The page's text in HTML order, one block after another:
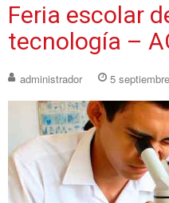
Feria escolar
tecnología –
administrador 5